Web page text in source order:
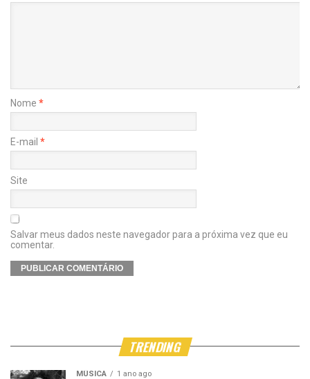
Nome *
E-mail *
Site
Salvar meus dados neste navegador para a próxima vez que eu
comentar.
TRENDING
MÚSICA 1 ano ago